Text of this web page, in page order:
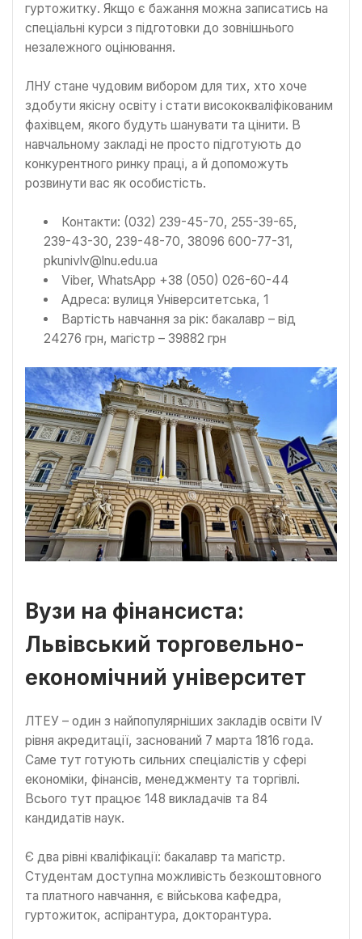
гуртожитку. Якщо є бажання можна записатись на
спеціальні курси з підготовки до зовнішнього
незалежного оцінювання.
ЛНУ стане чудовим вибором для тих, хто хоче
здобути якісну освіту і стати висококваліфікованим
фахівцем, якого будуть шанувати та цінити. В
навчальному закладі не просто підготують до
конкурентного ринку праці, а й допоможуть
розвинути вас як особистість.
Контакти: (032) 239-45-70, 255-39-65,
239-43-30, 239-48-70, 38096 600-77-31,
pkunivlv@lnu.edu.ua
Viber, WhatsApp +38 (050) 026-60-44
Адреса: вулиця Університетська, 1
Вартість навчання за рік: бакалавр – від
24276 грн, магістр – 39882 грн
Вузи на фінансиста:
Львівський торговельно-
економічний університет
ЛТЕУ – один з найпопулярніших закладів освіти IV
рівня акредитації, заснований 7 марта 1816 года.
Саме тут готують сильних спеціалістів у сфері
економіки, фінансів, менеджменту та торгівлі.
Всього тут працює 148 викладачів та 84
кандидатів наук.
Є два рівні кваліфікації: бакалавр та магістр.
Студентам доступна можливість безкоштовного
та платного навчання, є військова кафедра,
гуртожиток, аспірантура, докторантура.